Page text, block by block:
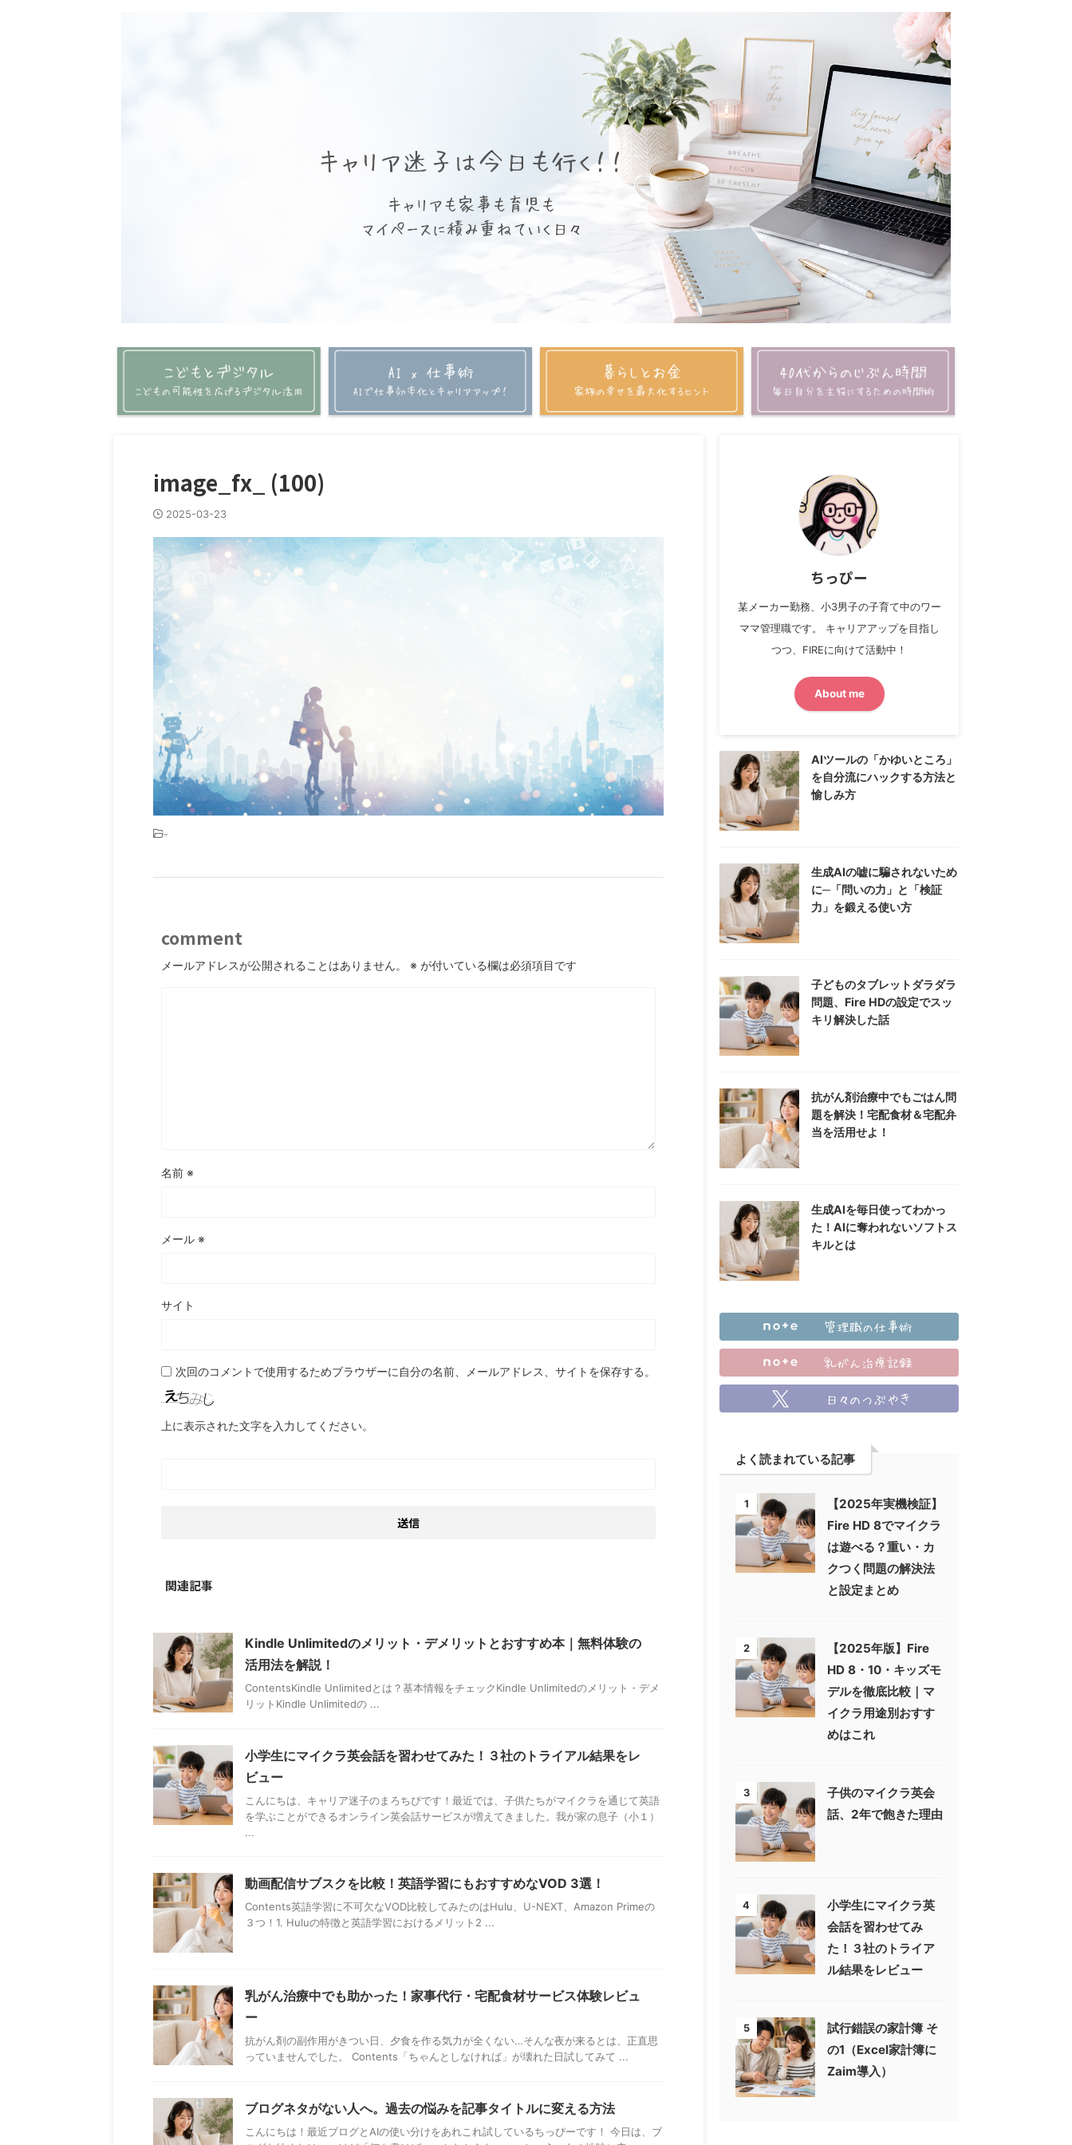
image_fx_ (100)
2025-03-23
-
comment
メールアドレスが公開されることはありません。 ※ が付いている欄は必須項目です
名前 ※
メール ※
サイト
次回のコメントで使用するためブラウザーに自分の名前、メールアドレス、サイトを保存する。
上に表示された文字を入力してください。
関連記事
Kindle Unlimitedのメリット・デメリットとおすすめ本｜無料体験の
活用法を解説！
ContentsKindle Unlimitedとは？基本情報をチェックKindle Unlimitedのメリット・デメ
リットKindle Unlimitedの ...
小学生にマイクラ英会話を習わせてみた！３社のトライアル結果をレ
ビュー
こんにちは、キャリア迷子のまろちぴです！最近では、子供たちがマイクラを通じて英語
を学ぶことができるオンライン英会話サービスが増えてきました。我が家の息子（小１）
...
動画配信サブスクを比較！英語学習にもおすすめなVOD 3選！
Contents英語学習に不可欠なVOD比較してみたのはHulu、U-NEXT、Amazon Primeの
３つ！1. Huluの特徴と英語学習におけるメリット2 ...
乳がん治療中でも助かった！家事代行・宅配食材サービス体験レビュ
ー
抗がん剤の副作用がきつい日、夕食を作る気力が全くない…そんな夜が来るとは、正直思
っていませんでした。 Contents「ちゃんとしなければ」が壊れた日試してみて ...
ブログネタがない人へ。過去の悩みを記事タイトルに変える方法
こんにちは！最近ブログとAIの使い分けをあれこれ試しているちっぴーです！ 今日は、ブ
ちっぴー
某メーカー勤務、小3男子の子育て中のワー
ママ管理職です。 キャリアアップを目指し
つつ、FIREに向けて活動中！
About me
AIツールの「かゆいところ」
を自分流にハックする方法と
愉しみ方
生成AIの嘘に騙されないため
に─「問いの力」と「検証
力」を鍛える使い方
子どものタブレットダラダラ
問題、Fire HDの設定でスッ
キリ解決した話
抗がん剤治療中でもごはん問
題を解決！宅配食材＆宅配弁
当を活用せよ！
生成AIを毎日使ってわかっ
た！AIに奪われないソフトス
キルとは
よく読まれている記事
1
【2025年実機検証】
Fire HD 8でマイクラ
は遊べる？重い・カ
クつく問題の解決法
と設定まとめ
2
【2025年版】Fire
HD 8・10・キッズモ
デルを徹底比較｜マ
イクラ用途別おすす
めはこれ
3
子供のマイクラ英会
話、2年で飽きた理由
4
小学生にマイクラ英
会話を習わせてみ
た！３社のトライア
ル結果をレビュー
5
試行錯誤の家計簿 そ
の1（Excel家計簿に
Zaim導入）